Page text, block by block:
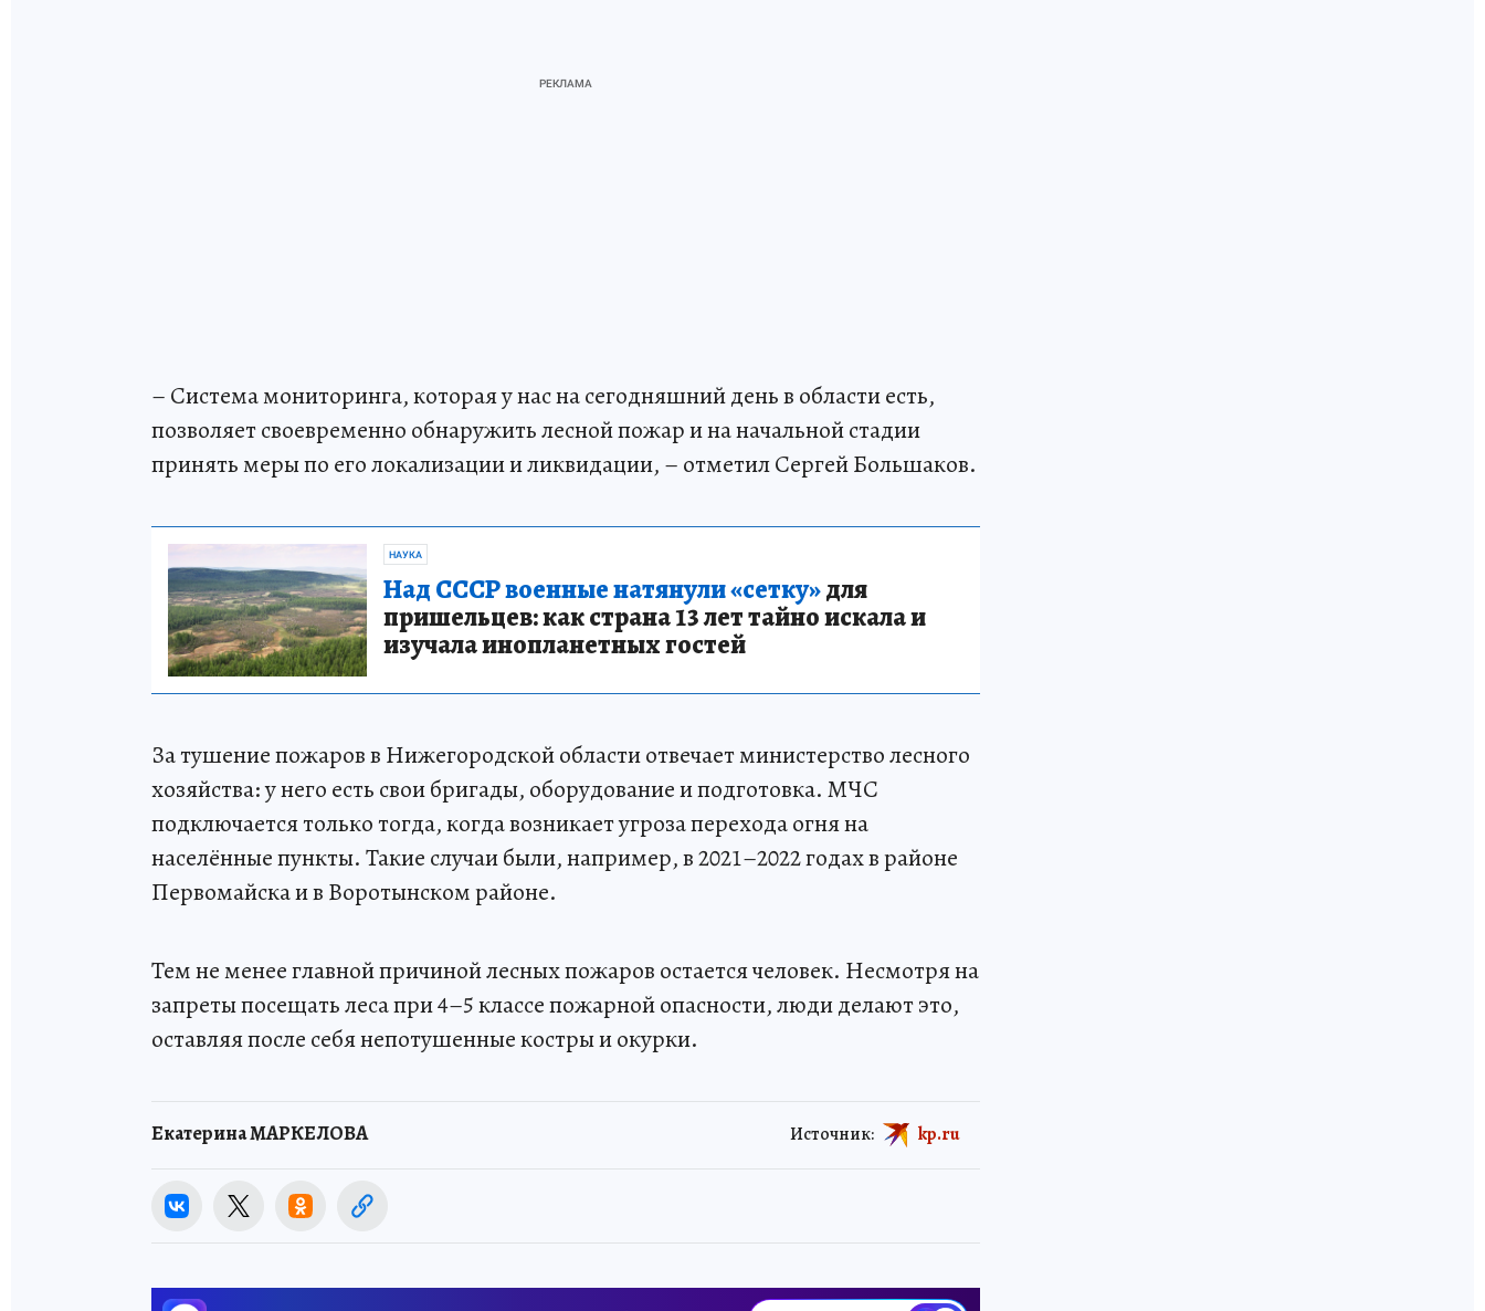
– Система мониторинга, которая у нас на сегодняшний день в области есть,
позволяет своевременно обнаружить лесной пожар и на начальной стадии
принять меры по его локализации и ликвидации, – отметил Сергей Большаков.
НАУКА
Над СССР военные натянули «сетку»для
пришельцев: как страна 13 лет тайно искала и
изучала инопланетных гостей
За тушение пожаров в Нижегородской области отвечает министерство лесного
хозяйства: у него есть свои бригады, оборудование и подготовка. МЧС
подключается только тогда, когда возникает угроза перехода огня на
населённые пункты. Такие случаи были, например, в 2021–2022 годах в районе
Первомайска и в Воротынском районе.
Тем не менее главной причиной лесных пожаров остается человек. Несмотря на
запреты посещать леса при 4–5 классе пожарной опасности, люди делают это,
оставляя после себя непотушенные костры и окурки.
Екатерина МАРКЕЛОВА Источник: kp.ru